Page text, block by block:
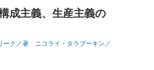
成主義、生産主義の
ク／著 ニコライ・タラブーキン／